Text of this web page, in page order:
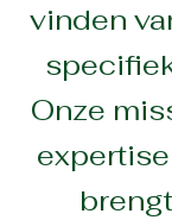
vinden
Onze